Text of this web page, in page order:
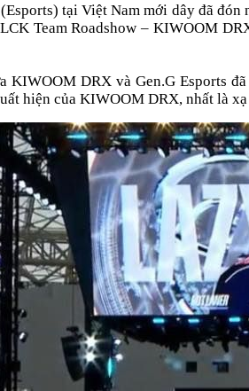
tại Việt Nam mới dây đã
Team Roadshow – KIWOOM
KIWOOM DRX và Gen.G Esports
hiện của KIWOOM DRX, nhất là